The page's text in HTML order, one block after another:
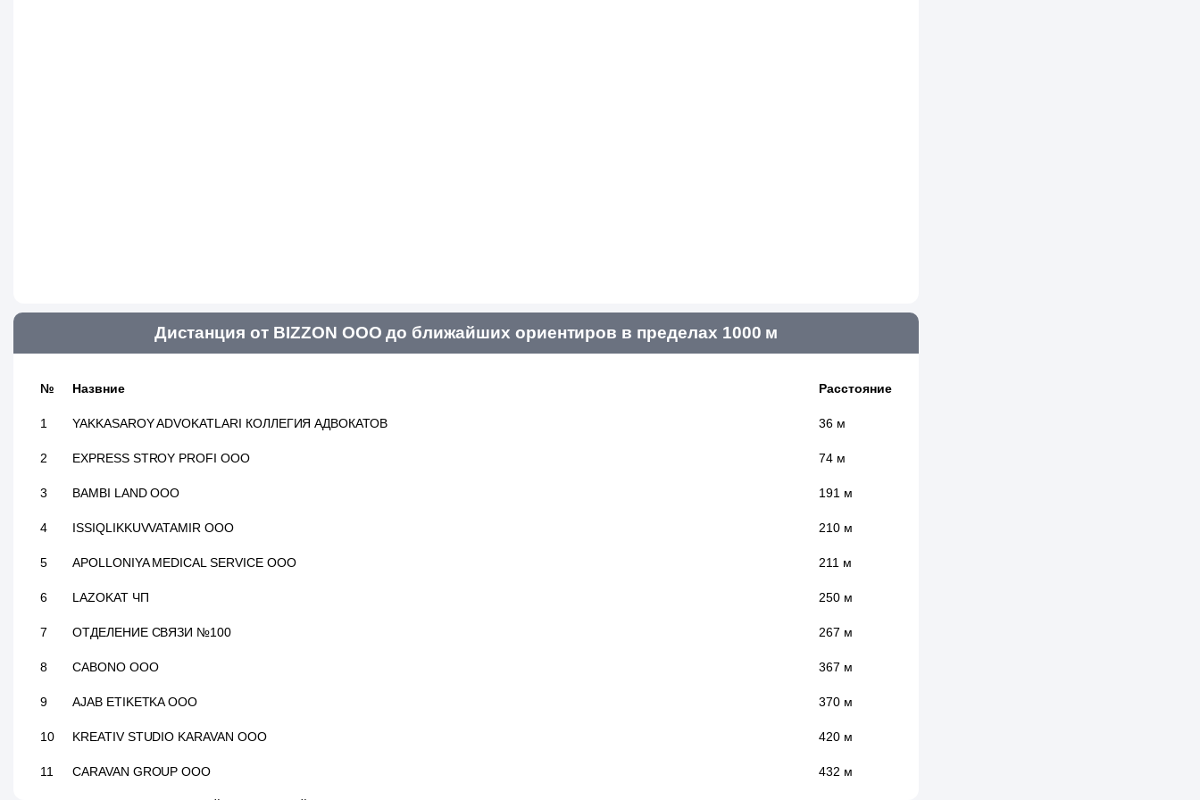
Дистанция от BIZZON ООО до ближайших ориентиров в пределах 1000 м
№ Назвние Расстояние
1 YAKKASAROY ADVOKATLARI КОЛЛЕГИЯ АДВОКАТОВ 36 м
2 EXPRESS STROY PROFI ООО 74 м
3 BAMBI LAND ООО 191 м
4 ISSIQLIKKUVVATAMIR ООО 210 м
5 APOLLONIYA MEDICAL SERVICE ООО 211 м
6 LAZOKAT ЧП 250 м
7 ОТДЕЛЕНИЕ СВЯЗИ №100 267 м
8 CABONO ООО 367 м
9 AJAB ETIKETKA ООО 370 м
10 KREATIV STUDIO KARAVAN ООО 420 м
11 CARAVAN GROUP ООО 432 м